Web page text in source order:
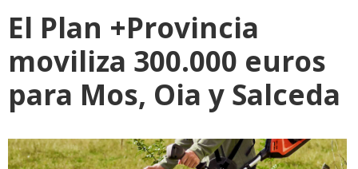
El Plan +Provincia
moviliza 300.000 euros
para Mos, Oia y Salceda